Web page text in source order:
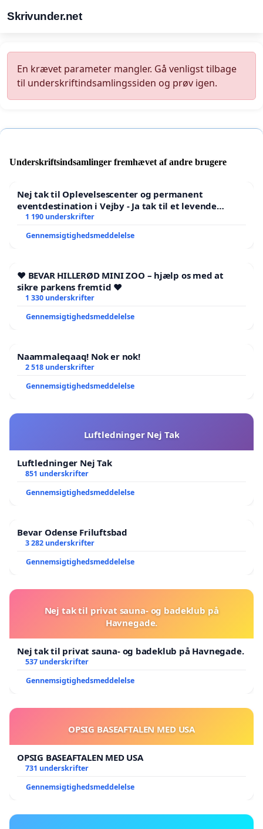
Skrivunder.net
En krævet parameter mangler. Gå venligst tilbage
til underskriftindsamlingssiden og prøv igen.
Underskriftsindsamlinger fremhævet af andre brugere
Nej tak til Oplevelsescenter og permanent
eventdestination i Vejby - Ja tak til et levende
lokalområde i balance
1 190 underskrifter
Gennemsigtighedsmeddelelse
❤️ BEVAR HILLERØD MINI ZOO – hjælp os med at
sikre parkens fremtid ❤️
1 330 underskrifter
Gennemsigtighedsmeddelelse
Naammaleqaaq! Nok er nok!
2 518 underskrifter
Gennemsigtighedsmeddelelse
Luftledninger Nej Tak
Luftledninger Nej Tak
851 underskrifter
Gennemsigtighedsmeddelelse
Bevar Odense Friluftsbad
3 282 underskrifter
Gennemsigtighedsmeddelelse
Nej tak til privat sauna- og badeklub på
Havnegade.
Nej tak til privat sauna- og badeklub på Havnegade.
537 underskrifter
Gennemsigtighedsmeddelelse
OPSIG BASEAFTALEN MED USA
OPSIG BASEAFTALEN MED USA
731 underskrifter
Gennemsigtighedsmeddelelse